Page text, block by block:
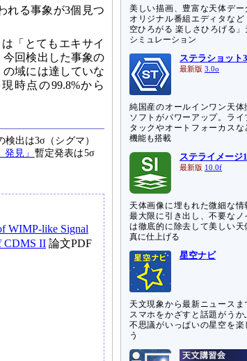
れる事象が3個見つ
「とてもエキサイ
回検出した事象の
域には達していな
時点の99.8%から
出は3σ（シグマ）
見」 暫定発表は5σ
WIMP-like Signal
CDMS II 論文PDF
美しい描画、豊富な天体デー
オリジナル番組エディタなど
空ひろがる 楽しさひろげる」
シミュレーション
ステラショット3
最新版 3.0o
純国産のオールインワン天体
ソフトがパワーアップ。ライ
タックやオートフォーカスな
機能も搭載
ステライメージ
最新版 10.0f
天体画像に埋もれた微細な情
最大限に引き出し、不要なノ
は徹底的に除去して美しい天
真に仕上げる
星空ナビ
天文現象から最新ニュースま
スマホをかざすと話題がうか
不思議がいっぱいの星空を楽
う